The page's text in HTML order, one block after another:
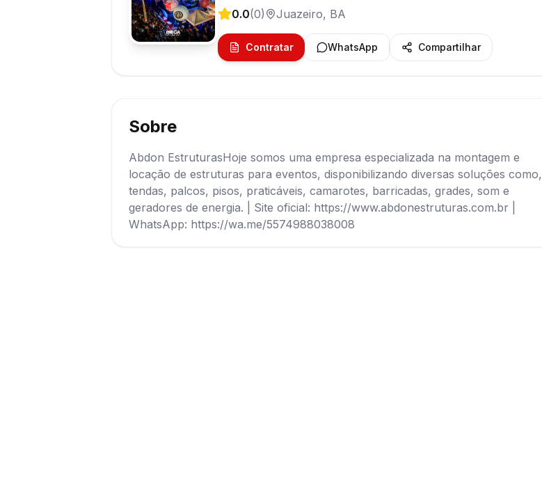
0.0(0) Juazeiro, BA
Contratar WhatsApp Compartilhar
Sobre
Abdon EstruturasHoje somos uma empresa especializada na montagem e
locação de estruturas para eventos, disponibilizando diversas soluções como,
tendas, palcos, pisos, praticáveis, camarotes, barricadas, grades, som e
geradores de energia. | Site oficial: https://www.abdonestruturas.com.br |
WhatsApp: https://wa.me/5574988038008